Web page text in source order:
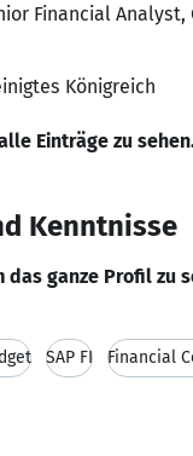
Financial Analyst,
Königreich
Einträge zu
Kenntnisse
das ganze Profil zu
SAP FI Financial